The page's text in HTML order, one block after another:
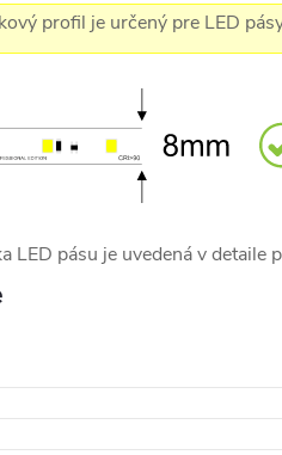
profil je určený pre LED
LED pásu je uvedená v detaile